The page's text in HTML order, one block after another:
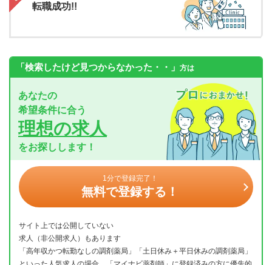
転職成功!!
「検索したけど見つからなかった・・」 方は
あなたの
希望条件に合う
理想の求人
をお探しします！
1分で登録完了！
無料で登録する！
サイト上では公開していない
求人（非公開求人）もあります
「高年収かつ転勤なしの調剤薬局」「土日休み＋平日休みの調剤薬局」